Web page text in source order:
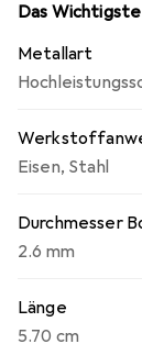
Das
Metallart
Eisen, Stahl
Durchmesser
2.6 mm
Länge
5.70 cm